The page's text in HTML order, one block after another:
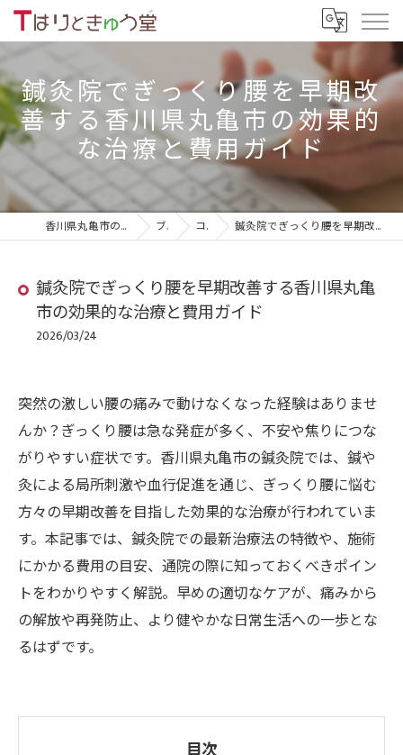
鍼灸院でぎっくり腰を早期改
善する香川県丸亀市の効果的
な治療と費用ガイド
香川県丸亀市の鍼灸院ならTはりときゅう堂 ブログ コラム 鍼灸院でぎっくり腰を早期改善する香川県丸亀市の効果的な治療と費用ガイド
鍼灸院でぎっくり腰を早期改善する香川県丸亀
市の効果的な治療と費用ガイド
2026/03/24
突然の激しい腰の痛みで動けなくなった経験はありませ
んか？ぎっくり腰は急な発症が多く、不安や焦りにつな
がりやすい症状です。香川県丸亀市の鍼灸院では、鍼や
灸による局所刺激や血行促進を通じ、ぎっくり腰に悩む
方々の早期改善を目指した効果的な治療が行われていま
す。本記事では、鍼灸院での最新治療法の特徴や、施術
にかかる費用の目安、通院の際に知っておくべきポイン
トをわかりやすく解説。早めの適切なケアが、痛みから
の解放や再発防止、より健やかな日常生活への一歩とな
るはずです。